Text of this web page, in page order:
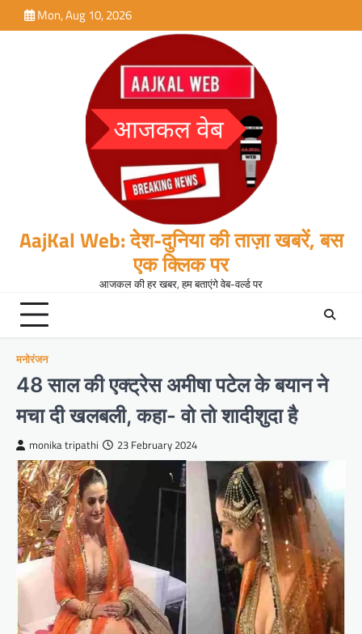
to
Mon, Aug 10, 2026
AajKal Web: देश-दुनिया की ताज़ा खबरें, बस
एक क्लिक पर
आजकल की हर खबर, हम बताएंगे वेब-वर्ल्ड पर
मनोरंजन
48 साल की एक्ट्रेस अमीषा पटेल के बयान ने
मचा दी खलबली, कहा- वो तो शादीशुदा है
monika tripathi 23 February 2024